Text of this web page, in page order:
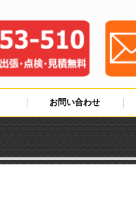
お問い合わせ